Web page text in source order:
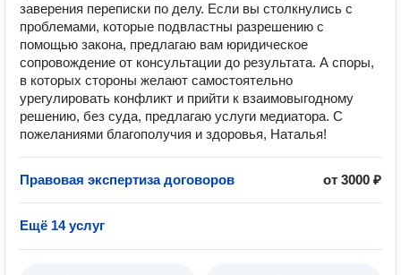
заверения переписки по делу. Если вы столкнулись с
проблемами, которые подвластны разрешению с
помощью закона, предлагаю вам юридическое
сопровождение от консультации до результата. А споры,
в которых стороны желают самостоятельно
урегулировать конфликт и прийти к взаимовыгодному
решению, без суда, предлагаю услуги медиатора. С
пожеланиями благополучия и здоровья, Наталья!
Правовая экспертиза договоров от 3000 ₽
Ещё 14 услуг